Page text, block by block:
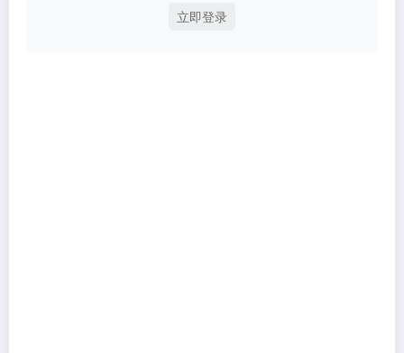
立即登录